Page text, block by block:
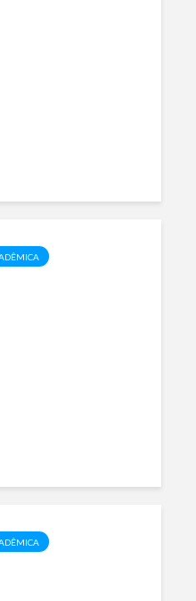
o TCC ou